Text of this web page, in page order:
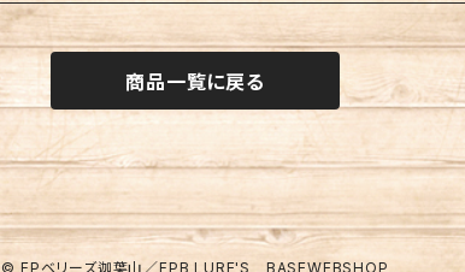
商品一覧に戻る
© FPベリーズ迦葉山／FPB LURE'S BASEWEBSHOP